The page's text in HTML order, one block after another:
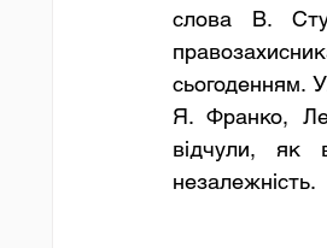
слова В.
сьогоденням.
Я. Франко,
відчули, як
незалежність.